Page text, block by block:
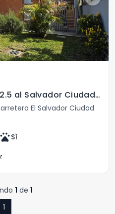
Casa en renta en km 12.5 al Salvador Ciudad de Guatemal
El Salvador Ciudad
petsSì
1 de 1
1